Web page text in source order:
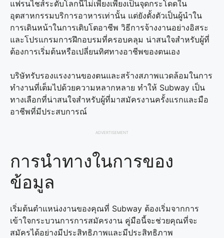
แฟรนไชส์ระดับโลกนี้ไม่เพียงเพียงเป็นจุดกระโดดใน
อุตสาหกรรมบริการอาหารเท่านั้น แต่ยังตั้งตัวเป็นผู้นำใน
การเดินหน้าในการเติบโตอาชีพ วิธีการจ้างงานอย่างอิสระ
และโปรแกรมการฝึกอบรมที่ครอบคลุม น่าสนใจสำหรับผู้ที่
ต้องการเริ่มต้นหรือเปลี่ยนทิศทางอาชีพของตนเอง
บริษัทรับรองแรงงานของตนและสร้างสภาพแวดล้อมในการ
ทำงานที่เต็มไปด้วยความหลากหลาย ทำให้ Subway เป็น
ทางเลือกที่น่าสนใจสำหรับผู้ที่มาสมัครงานครั้งแรกและมือ
อาชีพที่มีประสบการณ์
ADVERTISEMENT
การนำทางในการของ
ข้อมูล
เริ่มต้นตำแหน่งงานของคุณที่ Subway ต้องเริ่มจากการ
เข้าใจกระบวนการการสมัครงาน คู่มือนี้จะช่วยคุณที่จะ
สมัครได้อย่างมีประสิทธิภาพและมีประสิทธิภาพ